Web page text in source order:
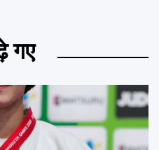
गए